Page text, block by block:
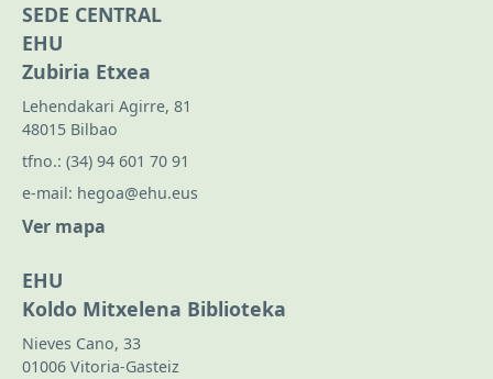
SEDE CENTRAL
EHU
Zubiria Etxea
Lehendakari Agirre, 81
48015 Bilbao
tfno.: (34) 94 601 70 91
e-mail: hegoa@ehu.eus
Ver mapa
EHU
Koldo Mitxelena Biblioteka
Nieves Cano, 33
01006 Vitoria-Gasteiz